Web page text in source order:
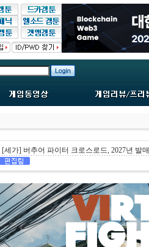
[세가] 버추어 파이터 크로스로드, 2027년 발매